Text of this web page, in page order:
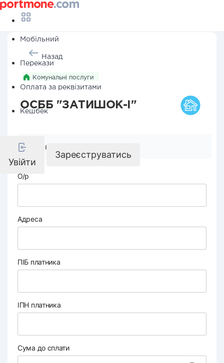
Мобільний
Перекази
Оплата за реквізитами
Кешбек
Увійти
Зареєструватись
Назад
Комунальні послуги
ОСББ "ЗАТИШОК-І"
Реквізити компанії
О/р
Адреса
ПІБ платника
ІПН платника
Сума до сплати